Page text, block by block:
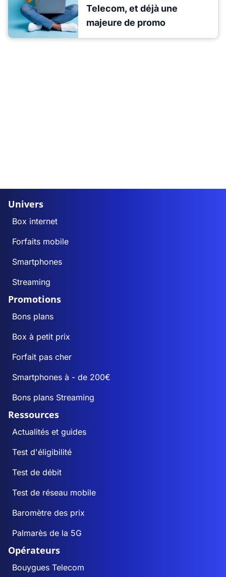
Telecom, et déjà une
majeure de promo
Univers
Box internet
Forfaits mobile
Smartphones
Streaming
Promotions
Bons plans
Box à petit prix
Forfait pas cher
Smartphones à - de 200€
Bons plans Streaming
Ressources
Actualités et guides
Test d'éligibilité
Test de débit
Test de réseau mobile
Baromètre des prix
Palmarès de la 5G
Opérateurs
Bouygues Telecom